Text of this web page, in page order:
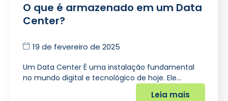
O que é armazenado em um Data
Center?
19 de fevereiro de 2025
Um Data Center É uma instalação fundamental
no mundo digital e tecnológico de hoje. Ele…
Leia mais